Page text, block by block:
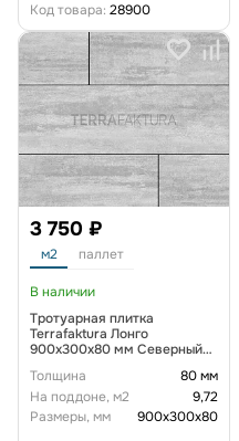
Код товара: 28900
3 750 ₽
м2 паллет
В наличии
Тротуарная плитка
Terrafaktura Лонго
900x300x80 мм Северный
Толщина
80 мм
На поддоне, м2
9,72
Размеры, мм
900x300x80